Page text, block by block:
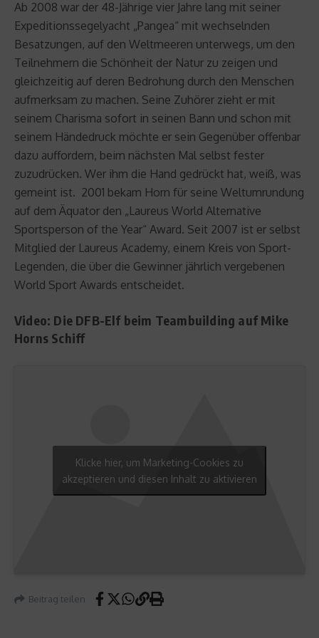
Ab 2008 war der 48-Jährige vier Jahre lang mit seiner
Expeditionssegelyacht „Pangea“ mit wechselnden
Besatzungen, auf den Weltmeeren unterwegs, um den
Teilnehmern die Schönheit der Natur zu zeigen und
gleichzeitig auf deren Bedrohung durch den Menschen
aufmerksam zu machen. Seine Zuhörer zieht er mit
seinem Charisma sofort in seinen Bann und schon mit
seinem Händedruck möchte er sein Gegenüber offenbar
dazu auffordern, beim nächsten Mal selbst fester
zuzudrücken. Wer ihm die Hand gedrückt hat, weiß, was
gemeint ist. 2001 bekam Horn für seine Weltumrundung
auf dem Äquator den „Laureus World Alternative
Sportsperson of the Year“ Award. Seit 2007 ist er selbst
Mitglied der Laureus Academy, einem Kreis von Sport-
Legenden, die über die Gewinner jährlich vergebenen
World Sport Awards entscheidet.
Video: Die DFB-Elf beim Teambuilding auf Mike
Horns Schiff
Klicke hier, um Marketing-Cookies zu
akzeptieren und diesen Inhalt zu aktivieren
Beitrag teilen